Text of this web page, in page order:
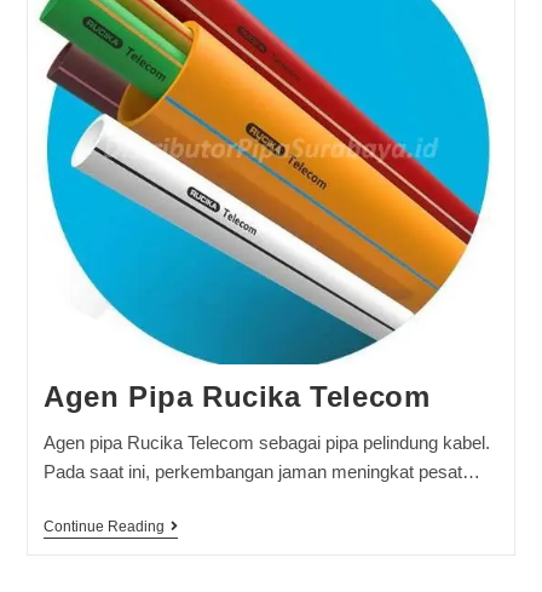
Agen Pipa Rucika Telecom
Agen pipa Rucika Telecom sebagai pipa pelindung kabel.
Pada saat ini, perkembangan jaman meningkat pesat…
Continue Reading